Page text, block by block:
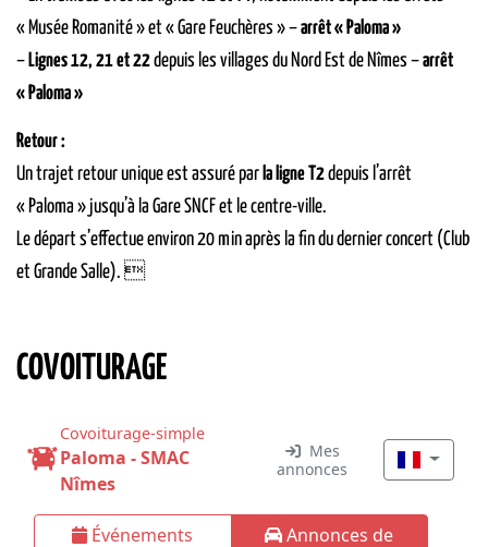
« Musée Romanité » et « Gare Feuchères » –arrêt « Paloma »
– Lignes 12, 21 et 22depuis les villages du Nord Est de Nîmes –arrêt
« Paloma »
Retour :
Un trajet retour unique est assuré par la ligne T2depuis l’arrêt
« Paloma » jusqu’à la Gare SNCF et le centre-ville.
Le départ s’effectue environ 20 min après la fin du dernier concert (Club
et Grande Salle). 
COVOITURAGE